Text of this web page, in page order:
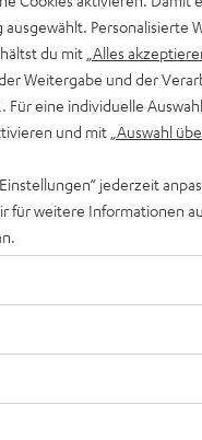
Personalisierte
du mit „Alles
Weitergabe und der
Für eine individuelle
und mit „Auswahl
jederzeit
für weitere Informationen